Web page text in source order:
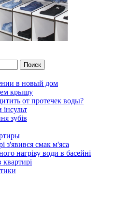
в новый дом
крышу
от протечек воды?
зубів
з'явився смак м'яса
нагріву води в басейні